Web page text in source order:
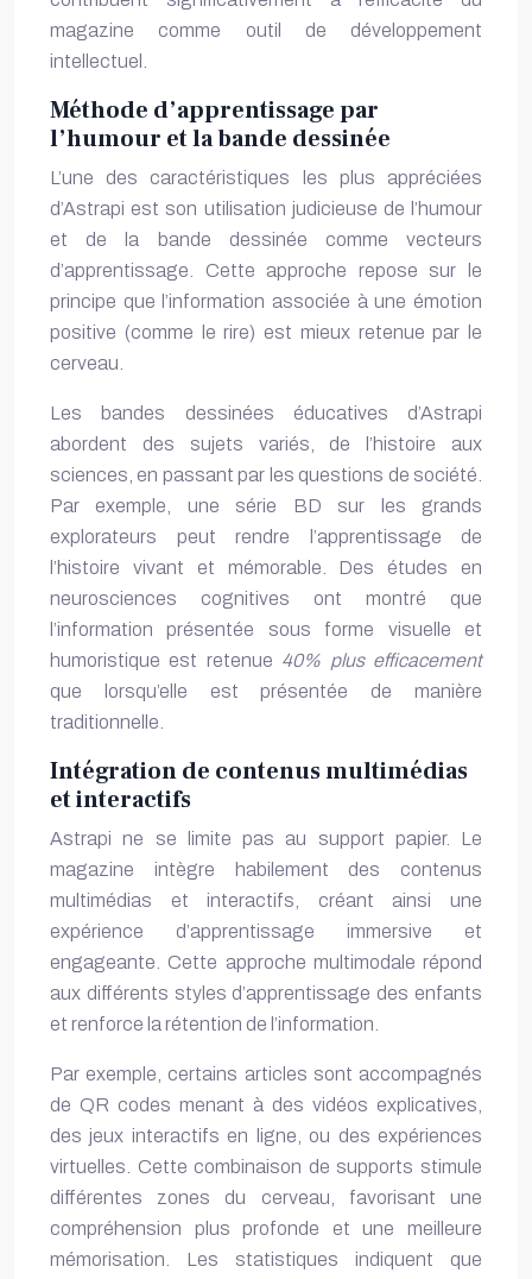
magazine comme outil de développement
intellectuel.
Méthode d’apprentissage par
l’humour et la bande dessinée
L’une des caractéristiques les plus appréciées
d’Astrapi est son utilisation judicieuse de l’humour
et de la bande dessinée comme vecteurs
d’apprentissage. Cette approche repose sur le
principe que l’information associée à une émotion
positive (comme le rire) est mieux retenue par le
cerveau.
Les bandes dessinées éducatives d’Astrapi
abordent des sujets variés, de l’histoire aux
sciences, en passant par les questions de société.
Par exemple, une série BD sur les grands
explorateurs peut rendre l’apprentissage de
l’histoire vivant et mémorable. Des études en
neurosciences cognitives ont montré que
l’information présentée sous forme visuelle et
humoristique est retenue 40% plus efficacement
que lorsqu’elle est présentée de manière
traditionnelle.
Intégration de contenus multimédias
et interactifs
Astrapi ne se limite pas au support papier. Le
magazine intègre habilement des contenus
multimédias et interactifs, créant ainsi une
expérience d’apprentissage immersive et
engageante. Cette approche multimodale répond
aux différents styles d’apprentissage des enfants
et renforce la rétention de l’information.
Par exemple, certains articles sont accompagnés
de QR codes menant à des vidéos explicatives,
des jeux interactifs en ligne, ou des expériences
virtuelles. Cette combinaison de supports stimule
différentes zones du cerveau, favorisant une
compréhension plus profonde et une meilleure
mémorisation. Les statistiques indiquent que